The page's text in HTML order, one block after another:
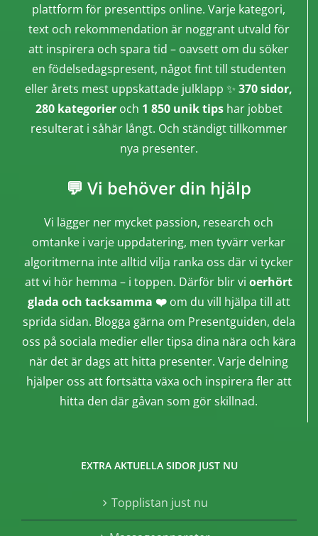
plattform för presenttips online. Varje kategori,
text och rekommendation är noggrant utvald för
att inspirera och spara tid – oavsett om du söker
en födelsedagspresent, något fint till studenten
eller årets mest uppskattade julklapp ✨ 370 sidor,
280 kategorieroch 1 850 unik tipshar jobbet
resulterat i såhär långt. Och ständigt tillkommer
nya presenter.
💬 Vi behöver din hjälp
Vi lägger ner mycket passion, research och
omtanke i varje uppdatering, men tyvärr verkar
algoritmerna inte alltid vilja ranka oss där vi tycker
att vi hör hemma – i toppen. Därför blir vi oerhört
glada och tacksamma ❤️om du vill hjälpa till att
sprida sidan. Blogga gärna om Presentguiden, dela
oss på sociala medier eller tipsa dina nära och kära
när det är dags att hitta presenter. Varje delning
hjälper oss att fortsätta växa och inspirera fler att
hitta den där gåvan som gör skillnad.
EXTRA AKTUELLA SIDOR JUST NU
Topplistan just nu